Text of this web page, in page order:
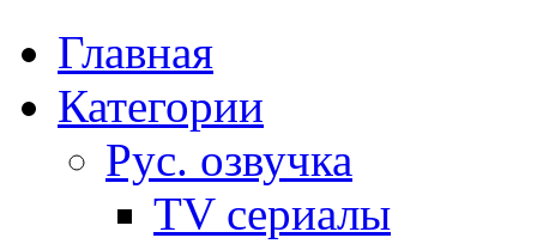
Главная
Категории
Рус. озвучка
TV сериалы